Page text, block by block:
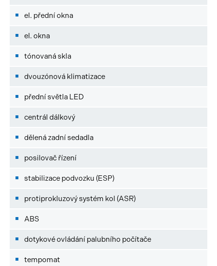
el. přední okna
el. okna
tónovaná skla
dvouzónová klimatizace
přední světla LED
centrál dálkový
dělená zadní sedadla
posilovač řízení
stabilizace podvozku (ESP)
protiprokluzový systém kol (ASR)
ABS
dotykové ovládání palubního počítače
tempomat